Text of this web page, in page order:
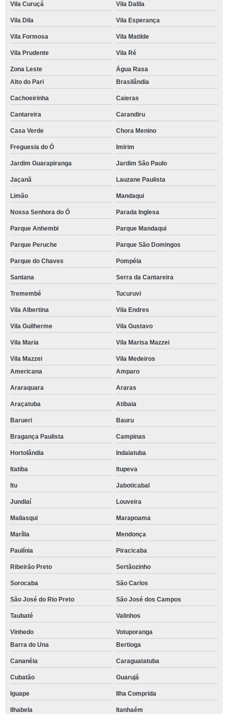
Vila Curuçá Vila Dalila
Vila Dila Vila Esperança
Vila Formosa Vila Matilde
Vila Prudente Vila Ré
Zona Leste
Água Rasa
Alto do Pari
Brasilândia
Cachoeirinha Caieras
Cantareira Carandiru
Casa Verde Chora Menino
Freguesia do Ó Imirim
Jardim Guarapiranga Jardim São Paulo
Jaçanã Lauzane Paulista
Limão Mandaqui
Nossa Senhora do Ó Parada Inglesa
Parque Anhembi Parque Mandaqui
Parque Peruche Parque São Domingos
Parque do Chaves Pompéia
Santana Serra da Cantareira
Tremembé Tucuruvi
Vila Albertina Vila Endres
Vila Guilherme Vila Gustavo
Vila Maria Vila Marisa Mazzei
Vila Mazzei
Vila Medeiros
Americana
Amparo
Araraquara Araras
Araçatuba Atibaia
Barueri Bauru
Bragança Paulista Campinas
Hortolândia Indaiatuba
Itatiba Itupeva
Itu Jaboticabal
Jundiaí Louveira
Mailasqui Marapoama
Marília Mendonça
Paulínia Piracicaba
Ribeirão Preto Sertãozinho
Sorocaba São Carlos
São José do Rio Preto São José dos Campos
Taubaté Valinhos
Vinhedo
Votuporanga
Barra do Una
Bertioga
Cananéia Caraguatatuba
Cubatão Guarujá
Iguape Ilha Comprida
Ilhabela Itanhaém